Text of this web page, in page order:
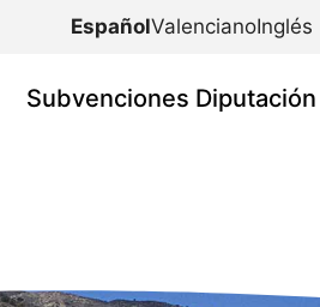
EspañolValencianoInglés
Subvenciones Diputación